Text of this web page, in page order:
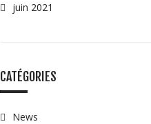
juin 2021
CATÉGORIES
News